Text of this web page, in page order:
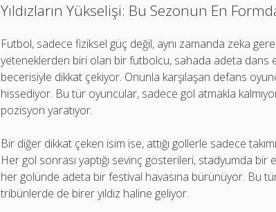
Yıldızların Yükselişi: Bu Sezonun En
Futbol, sadece fiziksel güç değil, aynı zamanda zeka
yeteneklerden biri olan bir futbolcu, sahada adeta dans
becerisiyle dikkat çekiyor. Onunla karşılaşan defans
hissediyor. Bu tür oyuncular, sadece gol atmakla
pozisyon yaratıyor.
Bir diğer dikkat çeken isim ise, attığı gollerle sadece
Her gol sonrası yaptığı sevinç gösterileri, stadyumda
her golünde adeta bir festival havasına bürünüyor. Bu
tribünlerde de birer yıldız haline geliyor.